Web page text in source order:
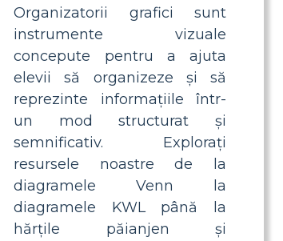
Organizatorii grafici sunt
instrumente vizuale
concepute pentru a ajuta
elevii să organizeze și să
reprezinte informațiile într-
un mod structurat și
semnificativ. Explorați
resursele noastre de la
diagramele Venn la
diagramele KWL până la
hărțile păianjen și